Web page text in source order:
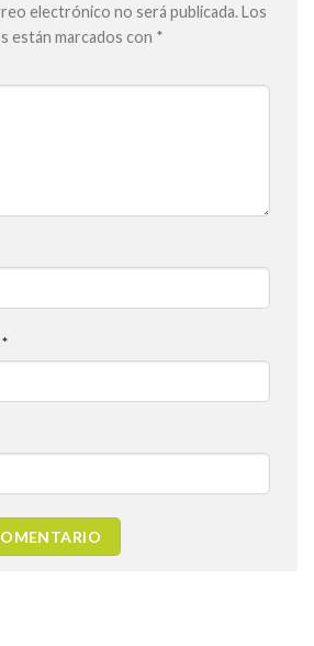
electrónico no será publicada.Los
están marcados con *
*